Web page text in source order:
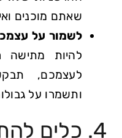
שאתם מוכנים
לשמור על
להיות מתישה
לעצמכם,
ותשמרו על
4. כלים